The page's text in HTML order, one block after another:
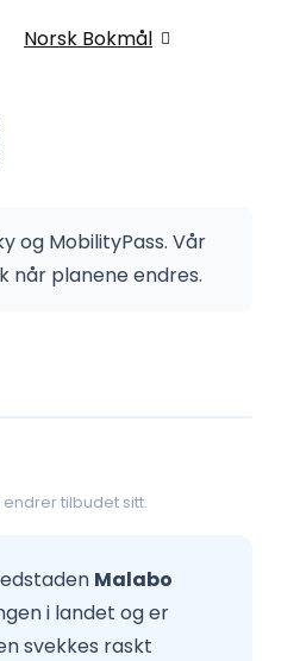
Norsk Bokmål
og MobilityPass. Vår
når planene endres.
tilbudet sitt.
Malabo
i landet og er
svekkes raskt